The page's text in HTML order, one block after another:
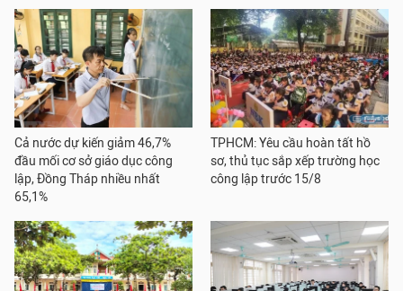
Cả nước dự kiến giảm 46,7%
đầu mối cơ sở giáo dục công
lập, Đồng Tháp nhiều nhất
65,1%
TPHCM: Yêu cầu hoàn tất hồ
sơ, thủ tục sắp xếp trường học
công lập trước 15/8